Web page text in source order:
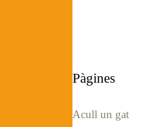
Pàgines
Acull un gat